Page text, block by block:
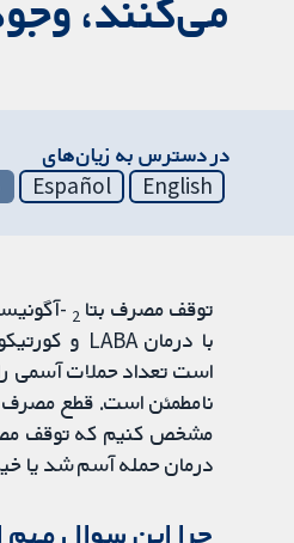
در دسترس به زیان‌های
English
Español
توقف مصرف بتا 2
است تعداد حملات آسمی را
درمان حمله آسم شد یا
چرا این سوال